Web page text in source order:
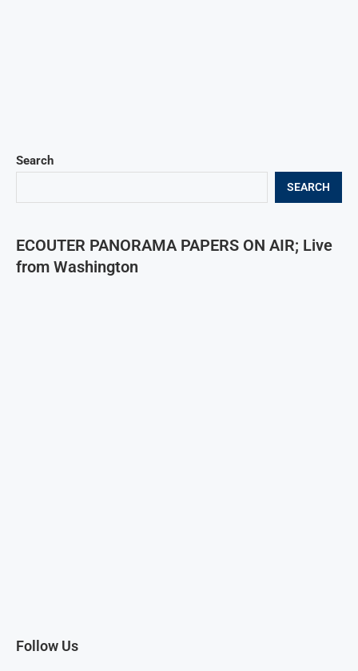
Search
SEARCH
ECOUTER PANORAMA PAPERS ON AIR; Live
from Washington
Follow Us